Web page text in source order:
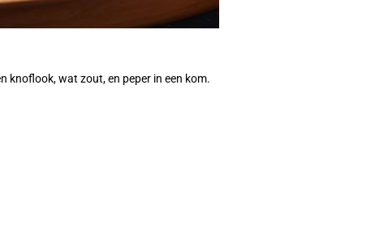
knoflook, wat zout, en peper in een kom.